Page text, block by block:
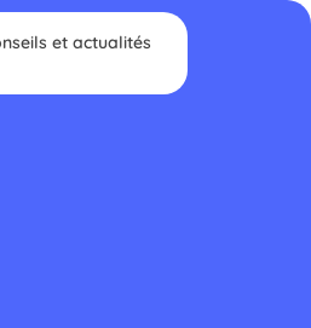
et actualités